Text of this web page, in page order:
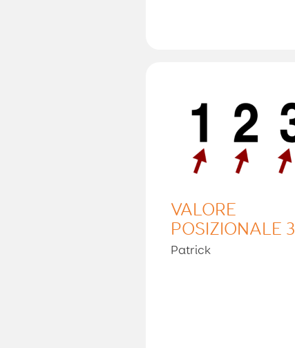
VALORE
POSIZIONALE 3
Patrick